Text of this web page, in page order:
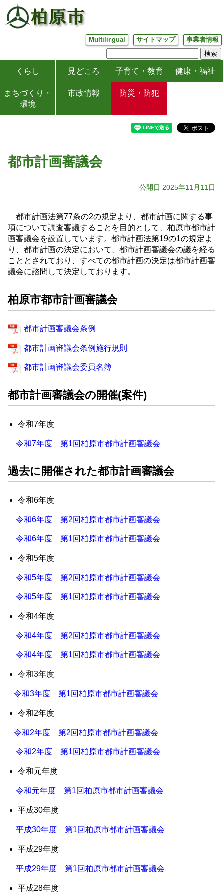
Multilingual サイトマップ 事業者情報
くらし 見どころ 子育て・教育 健康・福祉
まちづくり・
環境
市政情報 防災・防犯
都市計画審議会
公開日 2025年11月11日
都市計画法第77条の2の規定より、都市計画に関する事
項について調査審議することを目的として、柏原市都市計
画審議会を設置しています。都市計画法第19の1の規定よ
り、都市計画の決定において、都市計画審議会の議を経る
こととされており、すべての都市計画の決定は都市計画審
議会に諮問して決定しております。
柏原市都市計画審議会
都市計画審議会条例
都市計画審議会条例施行規則
都市計画審議会委員名簿
都市計画審議会の開催(案件)
令和7年度
令和7年度 第1回柏原市都市計画審議会
過去に開催された都市計画審議会
令和6年度
令和6年度 第2回柏原市都市計画審議会
令和6年度 第1回柏原市都市計画審議会
令和5年度
令和5年度 第2回柏原市都市計画審議会
令和5年度 第1回柏原市都市計画審議会
令和4年度 ​
令和4年度 第2回柏原市都市計画審議会
令和4年度 第1回柏原市都市計画審議会
令和3年度
令和3年度 第1回柏原市都市計画審議会
令和2年度
令和2年度 第2回柏原市都市計画審議会
令和2年度 第1回柏原市都市計画審議会
令和元年度
令和元年度 第1回柏原市都市計画審議会
平成30年度
平成30年度 第1回柏原市都市計画審議会
平成29年度
平成29年度 第1回柏原市都市計画審議会
平成28年度